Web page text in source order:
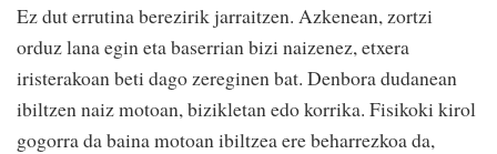
Ez dut errutina berezirik jarraitzen. Azkenean, zortzi
orduz lana egin eta baserrian bizi naizenez, etxera
iristerakoan beti dago zereginen bat. Denbora dudanean
ibiltzen naiz motoan, bizikletan edo korrika. Fisikoki kirol
gogorra da baina motoan ibiltzea ere beharrezkoa da,